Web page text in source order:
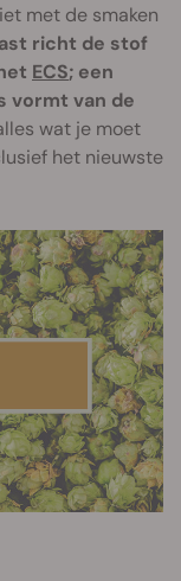
met de smaken
richt de stof
ECS; een
vormt van de
wat je moet
het nieuwste